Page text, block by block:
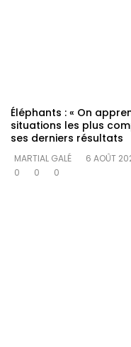
Éléphants : « On
situations les plus
ses derniers résultats
MARTIAL GALÉ
6 AOÛT
0
0 0